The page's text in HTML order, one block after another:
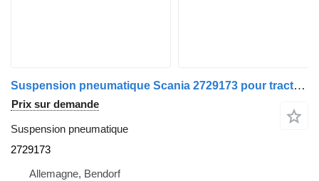
Suspension pneumatique Scania 2729173 pour tracteur routier Scania R450 R-Serie
Prix sur demande
Suspension pneumatique
2729173
Allemagne, Bendorf